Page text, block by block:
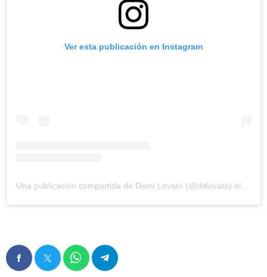
Ver esta publicación en Instagram
Una publicación compartida de Demi Lovato (@ddlovato) el